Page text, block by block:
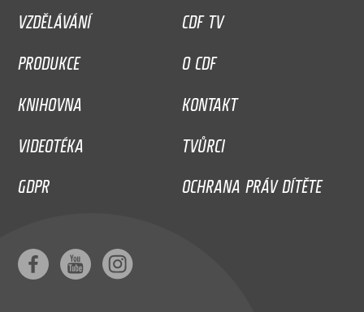
VZDĚLÁVÁNÍ
CDF TV
PRODUKCE
O CDF
KNIHOVNA
KONTAKT
VIDEOTÉKA
TVŮRCI
GDPR
OCHRANA PRÁV DÍTĚTE